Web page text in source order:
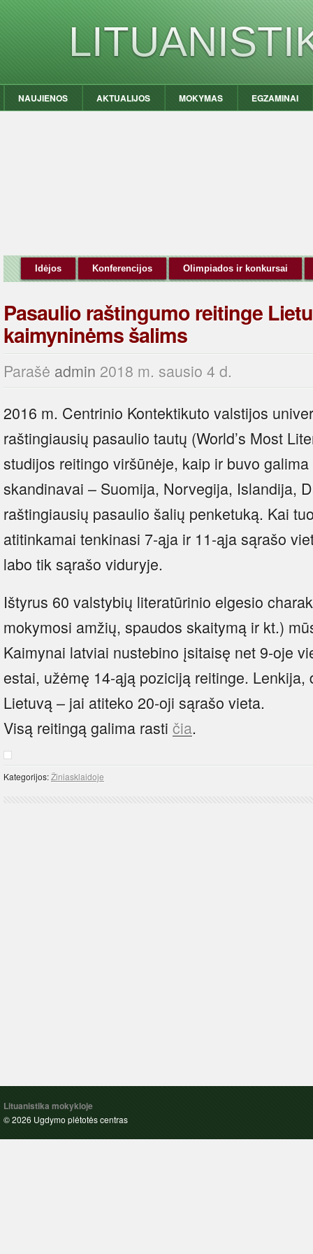
NAUJIENOS AKTUALIJOS MOKYMAS EGZAMINAI
Idėjos Konferencijos Olimpiados ir konkursai
Pasaulio raštingumo reitinge
kaimyninėms šalims
Parašė admin 2018 m. sausio 4 d.
2016 m. Centrinio Kontektikuto valstijos
raštingiausių pasaulio tautų (World’s Most
studijos reitingo viršūnėje, kaip ir buvo
skandinavai – Suomija, Norvegija, Islandija,
raštingiausių pasaulio šalių penketuką. Kai
atitinkamai tenkinasi 7-ąja ir 11-ąja sąrašo
labo tik sąrašo viduryje.
Ištyrus 60 valstybių literatūrinio elgesio
mokymosi amžių, spaudos skaitymą ir kt.)
Kaimynai latviai nustebino įsitaisę net 9-oje
estai, užėmę 14-ąją poziciją reitinge.
Lietuvą – jai atiteko 20-oji sąrašo vieta.
Visą reitingą galima rasti čia.
Kategorijos:Žiniasklaidoje
Lituanistika mokykloje
© 2026 Ugdymo plėtotės centras